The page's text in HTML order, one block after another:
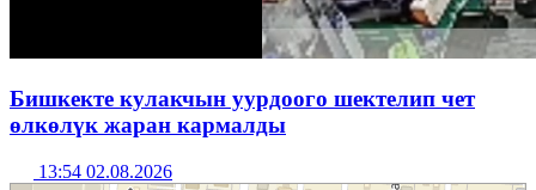
Бишкекте кулакчын уурдоого шектелип чет
өлкөлүк жаран кармалды
13:54 02.08.2026